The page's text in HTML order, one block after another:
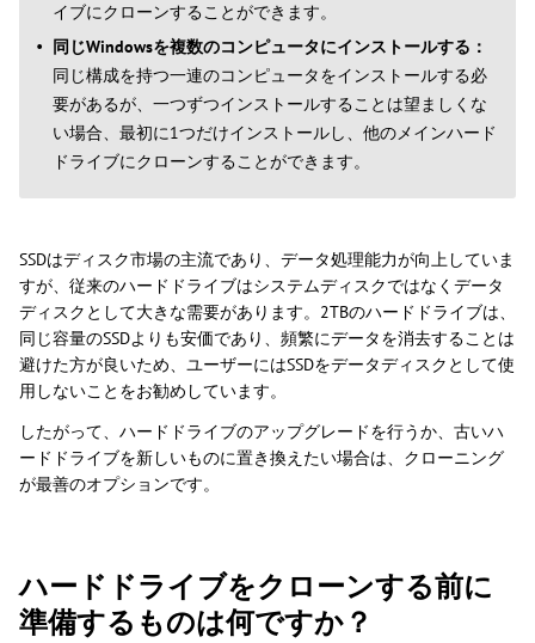
イブにクローンすることができます。
同じWindowsを複数のコンピュータにインストールする：
同じ構成を持つ一連のコンピュータをインストールする必
要があるが、一つずつインストールすることは望ましくな
い場合、最初に1つだけインストールし、他のメインハード
ドライブにクローンすることができます。
SSDはディスク市場の主流であり、データ処理能力が向上していま
すが、従来のハードドライブはシステムディスクではなくデータ
ディスクとして大きな需要があります。2TBのハードドライブは、
同じ容量のSSDよりも安価であり、頻繁にデータを消去することは
避けた方が良いため、ユーザーにはSSDをデータディスクとして使
用しないことをお勧めしています。
したがって、ハードドライブのアップグレードを行うか、古いハ
ードドライブを新しいものに置き換えたい場合は、クローニング
が最善のオプションです。
ハードドライブをクローンする前に
準備するものは何ですか？